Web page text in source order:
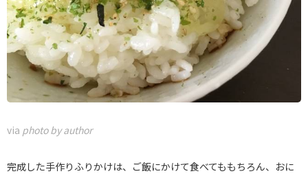
via photo by author
完成した手作りふりかけは、ご飯にかけて食べてももちろん、おに